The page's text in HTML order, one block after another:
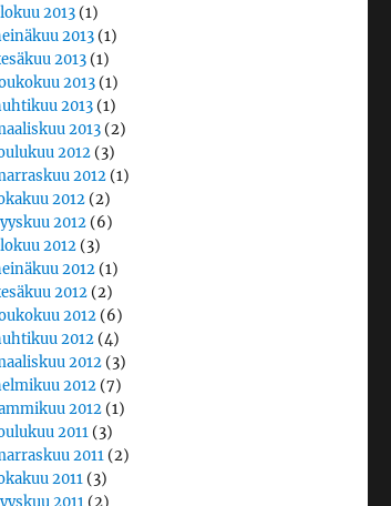
2013 (1)
2013 (1)
2013 (1)
2013 (1)
2013 (1)
2013 (2)
2012 (3)
2012 (1)
2012 (2)
2012 (6)
2012 (3)
2012 (1)
2012 (2)
2012 (6)
2012 (4)
2012 (3)
2012 (7)
2012 (1)
2011 (3)
2011 (2)
2011 (3)
2011 (2)